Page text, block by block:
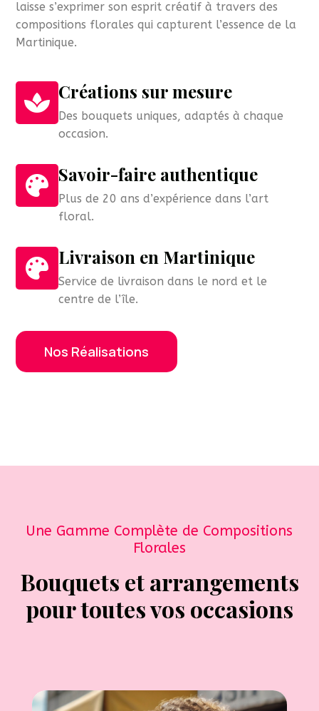
laisse s’exprimer son esprit créatif à travers des
compositions florales qui capturent l’essence de la
Martinique.
 Créations sur mesure
Des bouquets uniques, adaptés à chaque
occasion.
 Savoir-faire authentique
Plus de 20 ans d’expérience dans l’art
floral.
 Livraison en Martinique
Service de livraison dans le nord et le
centre de l’île.
Nos Réalisations
Une Gamme Complète de Compositions
Florales
Bouquets et arrangements
pour toutes vos occasions